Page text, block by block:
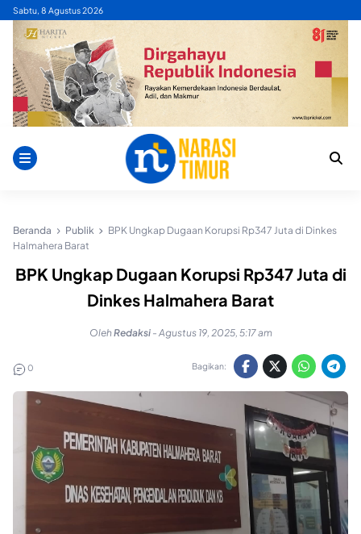
Skip
content
Sabtu, 8 Agustus 2026
Beranda Publik
BPK Ungkap Dugaan Korupsi Rp347 Juta di Dinkes
Halmahera Barat
BPK Ungkap Dugaan Korupsi Rp347 Juta di
Dinkes Halmahera Barat
OlehRedaksi - Agustus 19, 2025, 5:17 am
0 Bagikan: